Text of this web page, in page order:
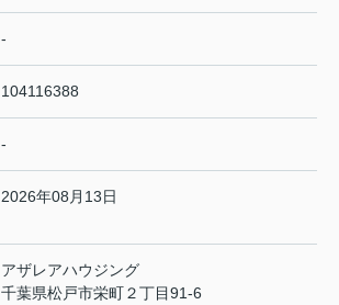
-
104116388
-
2026年08月13日
アザレアハウジング
千葉県松戸市栄町２丁目91-6